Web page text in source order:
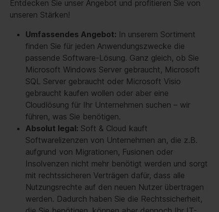
Entdecken Sie unser Angebot und profitieren Sie von
unseren Stärken!
Umfassendes Angebot: In unserem Sortiment
finden Sie für jeden Anwendungszwecke die
passende Software-Lösung. Ganz gleich, ob Sie
Microsoft Windows Server gebraucht, Microsoft
SQL Server gebraucht oder Microsoft Visio
gebraucht kaufen wollen oder aber eine
Cloudlösung für Ihr Unternehmen suchen – wir
führen, was Sie benötigen.
Absolut legal: Soft & Cloud kauft
Softwarelizenzen von Unternehmen an, die z.B.
aufgrund von Migrationen, Fusionen oder
Insolvenzen nicht mehr benötigt werden und sorgt
mit rechtssicheren Verträgen dafür, dass alle
Nutzungsrechte auf den neuen Nutzer übertragen
werden. Dadurch haben Sie die Rechtssicherheit,